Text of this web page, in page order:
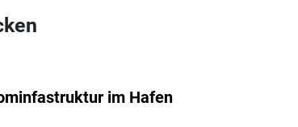
im Hafen